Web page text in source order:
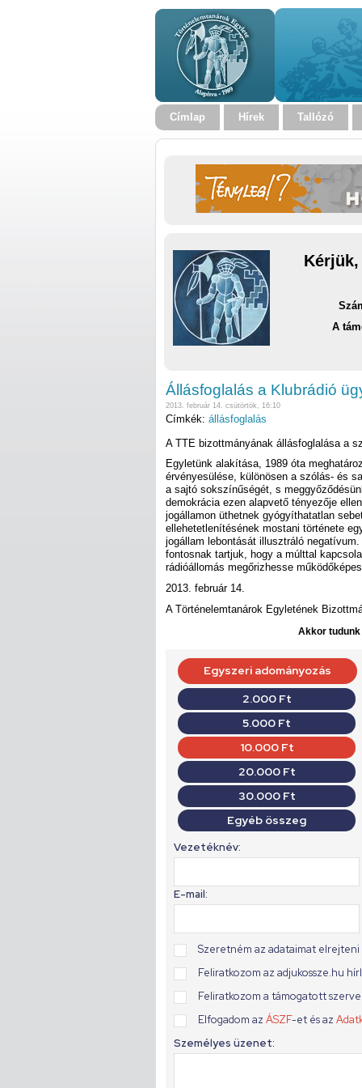
Címlap Hírek Tallózó
A
Állásfoglalás a Klubrádió
2013. február 14. csütörtök, 16:10
Címkék: állásfoglalás
A TTE bizottmányának állásfoglalása a
Egyletünk alakítása, 1989 óta
érvényesülése, különösen a szólás- és
a sajtó sokszínűségét, s
demokrácia ezen alapvető tényezője
jogállamon üthetnek gyógyíthatatlan
ellehetetlenítésének mostani története
jogállam lebontását illusztráló
fontosnak tartjuk, hogy a múlttal
rádióállomás megőrizhesse
2013. február 14.
A Történelemtanárok Egyletének
Akkor tudunk